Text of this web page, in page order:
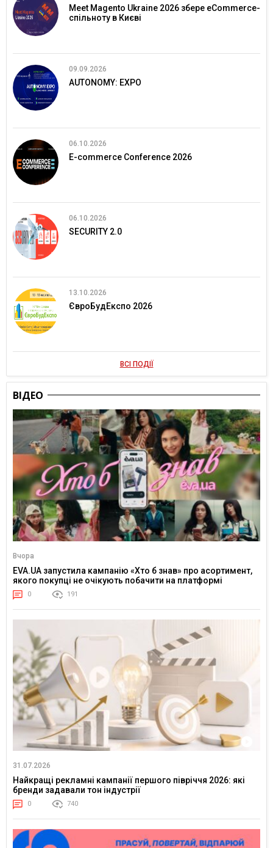
Meet Magento Ukraine 2026 збере eCommerce-
спільноту в Києві
09.09.2026
AUTONOMY: EXPO
06.10.2026
E-commerce Conference 2026
06.10.2026
SECURITY 2.0
13.10.2026
ЄвроБудЕкспо 2026
ВСІ ПОДІЇ
ВІДЕО
Вчора
EVA.UA запустила кампанію «Хто б знав» про асортимент,
якого покупці не очікують побачити на платформі
0 191
31.07.2026
Найкращі рекламні кампанії першого півріччя 2026: які
бренди задавали тон індустрії
0 740